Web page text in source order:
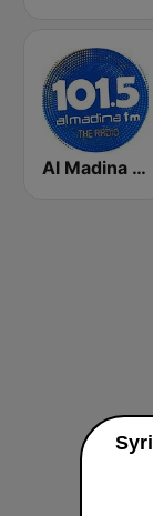
Al Madina FM - المدينة